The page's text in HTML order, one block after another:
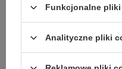
Pytanie: Co otrzymuję
zestawie jest pióro
czarne etui, etui
producenta- 3 lata.
Gotowy pomysł na
Funkcjonalne
Analityczne pliki